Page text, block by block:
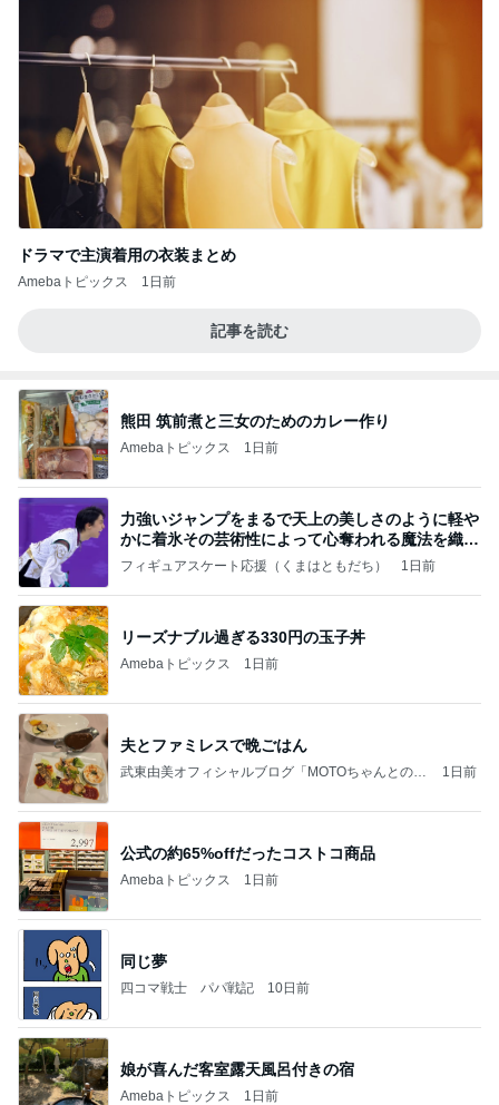
ドラマで主演着用の衣装まとめ
Amebaトピックス 1日前
記事を読む
熊田 筑前煮と三女のためのカレー作り
Amebaトピックス 1日前
力強いジャンプをまるで天上の美しさのように軽や
かに着氷その芸術性によって心奪われる魔法を織り
なす
フィギュアスケート応援（くまはともだち） 1日前
リーズナブル過ぎる330円の玉子丼
Amebaトピックス 1日前
夫とファミレスで晩ごはん
武東由美オフィシャルブログ「MOTOちゃんとのは
1日前
公式の約65%offだったコストコ商品
Amebaトピックス 1日前
同じ夢
四コマ戦士 パパ戦記 10日前
娘が喜んだ客室露天風呂付きの宿
Amebaトピックス 1日前